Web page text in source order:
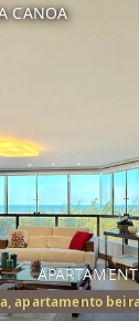
CANOA
apartamento